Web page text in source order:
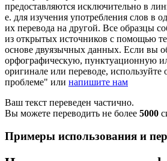
предоставляются исключительно в
е. для изучения употребления слов в
их перевода на другой. Все образцы
из открытых источников с помощью
основе двуязычных данных. Если вы
орфографическую, пунктуационную
оригинале или переводе,
проблеме" или напишите нам
Ваш текст переведен частично.
Вы можете переводить не более 5000
Примеры использования и